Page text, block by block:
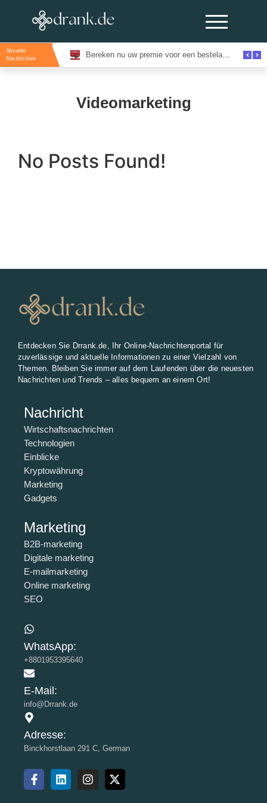
Aktuelle
Nachrichten
Bereken nu uw premie voor een bestelautoverzekering en bespaar direct
Videomarketing
No Posts Found!
Entdecken Sie Drrank.de, Ihr Online-Nachrichtenportal für
zuverlässige und aktuelle Informationen zu einer Vielzahl von
Themen. Bleiben Sie immer auf dem Laufenden über die neuesten
Nachrichten und Trends – alles bequem an einem Ort!
Nachricht
Wirtschaftsnachrichten
Technologien
Einblicke
Kryptowährung
Marketing
Gadgets
Marketing
B2B-marketing
Digitale marketing
E-mailmarketing
Online marketing
SEO
WhatsApp:
+8801953395640
E-Mail:
info@Drrank.de
Adresse:
Binckhorstlaan 291 C, German